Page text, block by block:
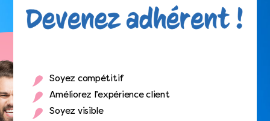
Soyez compétitif
Améliorez l’expérience client
Soyez visible